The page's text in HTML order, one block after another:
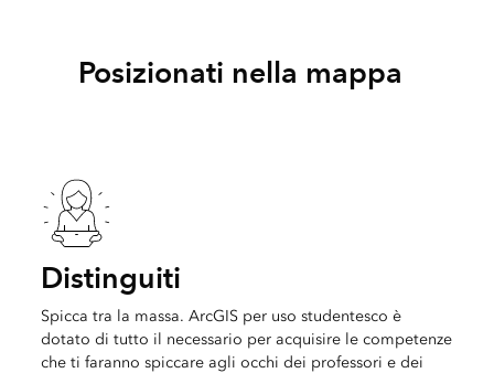
Posizionati nella mappa
Distinguiti
Spicca tra la massa. ArcGIS per uso studentesco è
dotato di tutto il necessario per acquisire le competenze
che ti faranno spiccare agli occhi dei professori e dei